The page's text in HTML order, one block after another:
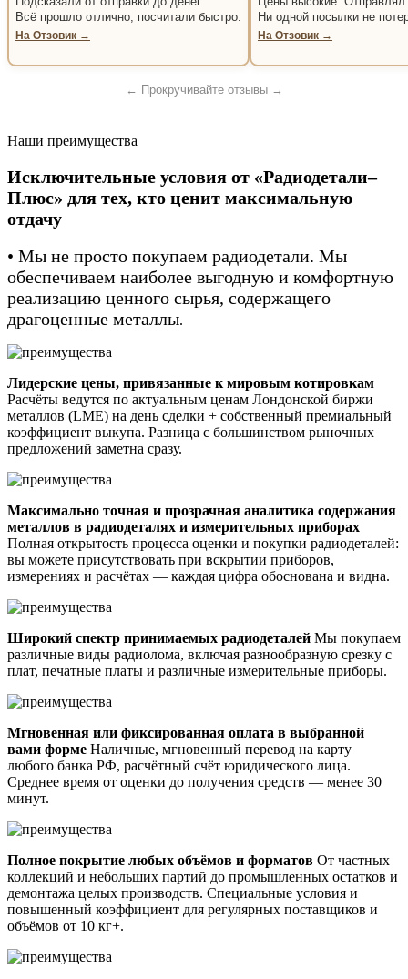
Всё прошло отлично, посчитали быстро.
На Отзовик →
Ни одной посылки не
На Отзовик →
← Прокручивайте отзывы →
Наши преимущества
Исключительные условия от «Радиодетали–
Плюс» для тех, кто ценит максимальную
отдачу
• Мы не просто покупаем радиодетали. Мы
обеспечиваем наиболее выгодную и комфортную
реализацию ценного сырья, содержащего
драгоценные металлы.
Лидерские цены, привязанные к мировым котировкам
Расчёты ведутся по актуальным ценам Лондонской биржи
металлов (LME) на день сделки + собственный премиальный
коэффициент выкупа. Разница с большинством рыночных
предложений заметна сразу.
Максимально точная и прозрачная аналитика содержания
металлов в радиодеталях и измерительных приборах
Полная открытость процесса оценки и покупки радиодеталей:
вы можете присутствовать при вскрытии приборов,
измерениях и расчётах — каждая цифра обоснована и видна.
Широкий спектр принимаемых радиодеталей Мы покупаем
различные виды радиолома, включая разнообразную срезку с
плат, печатные платы и различные измерительные приборы.
Мгновенная или фиксированная оплата в выбранной
вами форме Наличные, мгновенный перевод на карту
любого банка РФ, расчётный счёт юридического лица.
Среднее время от оценки до получения средств — менее 30
минут.
Полное покрытие любых объёмов и форматов От частных
коллекций и небольших партий до промышленных остатков и
демонтажа целых производств. Специальные условия и
повышенный коэффициент для регулярных поставщиков и
объёмов от 10 кг+.